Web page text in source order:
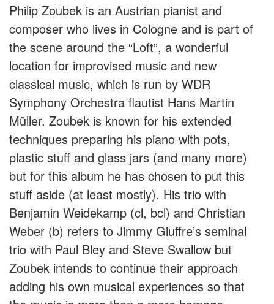
Philip Zoubek is an Austrian pianist and
composer who lives in Cologne and is part of
the scene around the “Loft”, a wonderful
location for improvised music and new
classical music, which is run by WDR
Symphony Orchestra flautist Hans Martin
Müller. Zoubek is known for his extended
techniques preparing his piano with pots,
plastic stuff and glass jars (and many more)
but for this album he has chosen to put this
stuff aside (at least mostly). His trio with
Benjamin Weidekamp (cl, bcl) and Christian
Weber (b) refers to Jimmy Giuffre’s seminal
trio with Paul Bley and Steve Swallow but
Zoubek intends to continue their approach
adding his own musical experiences so that